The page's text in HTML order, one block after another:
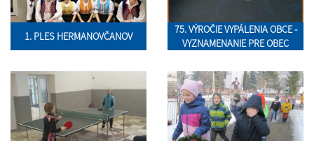
1. PLES HERMANOVČANOV
75. VÝROČIE VYPÁLENIA OBCE -
VYZNAMENANIE PRE OBEC